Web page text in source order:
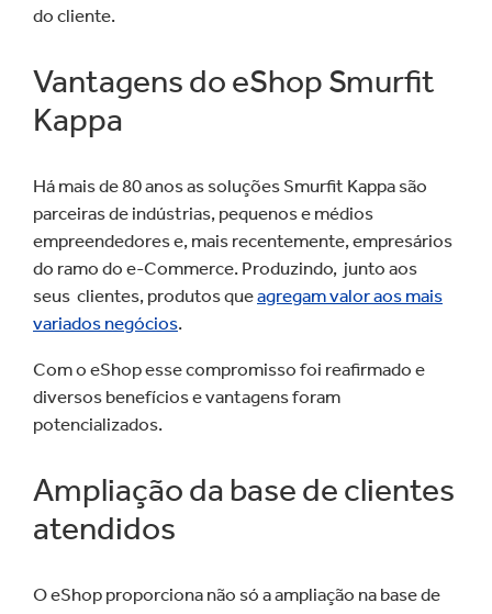
do cliente.
Vantagens do eShop Smurfit
Kappa
Há mais de 80 anos as soluções Smurfit Kappa são
parceiras de indústrias, pequenos e médios
empreendedores e, mais recentemente, empresários
do ramo do e-Commerce. Produzindo, junto aos
seus clientes, produtos queagregam valor aos mais
variados negócios.
Com o eShop esse compromisso foi reafirmado e
diversos benefícios e vantagens foram
potencializados.
Ampliação da base de clientes
atendidos
O eShop proporciona não só a ampliação na base de